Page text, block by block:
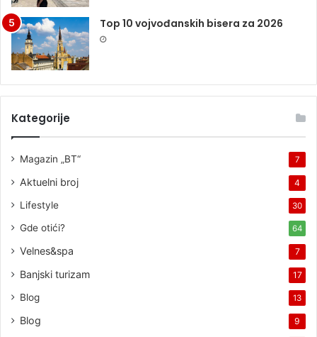
Top 10 vojvođanskih bisera za 2026
Kategorije
Magazin „BT“ 7
Aktuelni broj 4
Lifestyle 30
Gde otići? 64
Velnes&spa 7
Banjski turizam 17
Blog 13
Blog 9